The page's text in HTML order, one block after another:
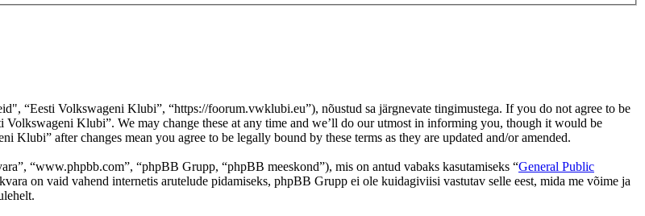
“Eesti Volkswageni Klubi”, “https://foorum.vwklubi.eu”), nõustud sa järgnevate tingimustega. If you do not agree to be
Klubi”. We may change these at any time and we’ll do our utmost in informing you, though it would be
after changes mean you agree to be legally bound by these terms as they are updated and/or amended.
“www.phpbb.com”, “phpBB Grupp, “phpBB meeskond”), mis on antud vabaks kasutamiseks “General Public
on vaid vahend internetis arutelude pidamiseks, phpBB Grupp ei ole kuidagiviisi vastutav selle eest, mida me võime ja